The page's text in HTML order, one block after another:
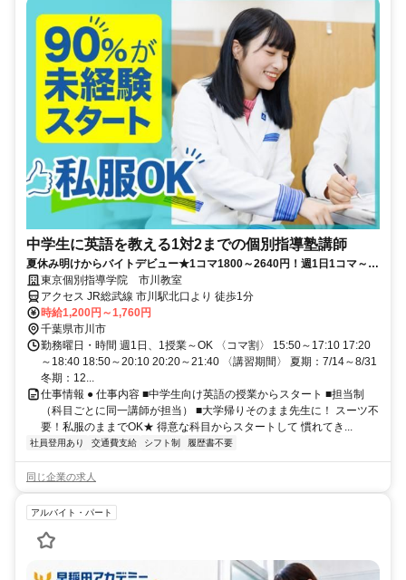
中学生に英語を教える1対2までの個別指導塾講師
夏休み明けからバイトデビュー★1コマ1800～2640円！週1日1コマ～私
服でok◎
東京個別指導学院 市川教室
アクセス JR総武線 市川駅北口より 徒歩1分
時給1,200円～1,760円
千葉県市川市
勤務曜日・時間 週1日、1授業～OK 〈コマ割〉 15:50～17:10 17:20
～18:40 18:50～20:10 20:20～21:40 〈講習期間〉 夏期：7/14～8/31
冬期：12...
仕事情報 ● 仕事内容 ■中学生向け英語の授業からスタート ■担当制
（科目ごとに同一講師が担当） ■大学帰りそのまま先生に！ スーツ不
要！私服のままでOK★ 得意な科目からスタートして 慣れてき...
社員登用あり 交通費支給 シフト制 履歴書不要
同じ企業の求人
アルバイト・パート